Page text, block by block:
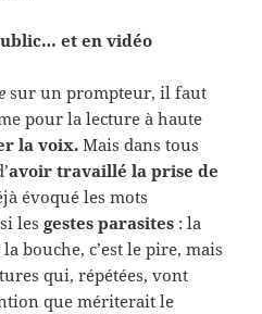
et en vidéo
sur un prompteur, il faut
pour la lecture à haute
la voix. Mais dans tous
avoir travaillé la prise de
évoqué les mots
lesgestes parasites : la
bouche, c’est le pire, mais
qui, répétées, vont
que mériterait le